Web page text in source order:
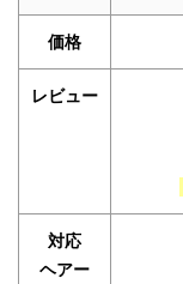
価格
レビュー
対応
ヘアー